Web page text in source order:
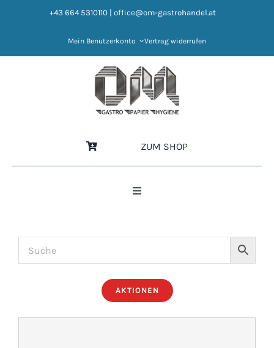
+43 664 5310110 office@om-gastrohandel.at
Mein Benutzerkonto Vertrag widerrufen
ZUM SHOP
Toggle
NEWS
AKTIONEN